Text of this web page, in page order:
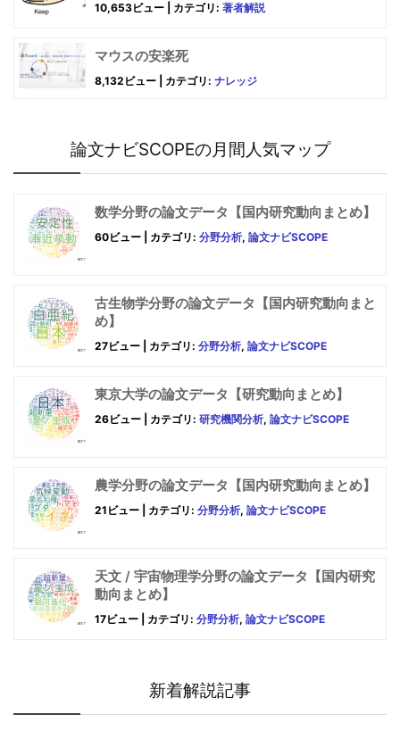
10,653ビュー カテゴリ: 著者解説
マウスの安楽死
8,132ビュー カテゴリ: ナレッジ
論文ナビSCOPEの月間人気マップ
数学分野の論文データ【国内研究動向まとめ】
60ビュー カテゴリ: 分野分析, 論文ナビSCOPE
古生物学分野の論文データ【国内研究動向まと
め】
27ビュー カテゴリ: 分野分析, 論文ナビSCOPE
東京大学の論文データ【研究動向まとめ】
26ビュー カテゴリ: 研究機関分析, 論文ナビSCOPE
農学分野の論文データ【国内研究動向まとめ】
21ビュー カテゴリ: 分野分析, 論文ナビSCOPE
天文 / 宇宙物理学分野の論文データ【国内研究
動向まとめ】
17ビュー カテゴリ: 分野分析, 論文ナビSCOPE
新着解説記事